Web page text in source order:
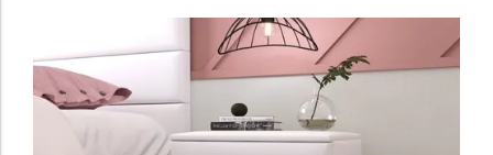
Вариант